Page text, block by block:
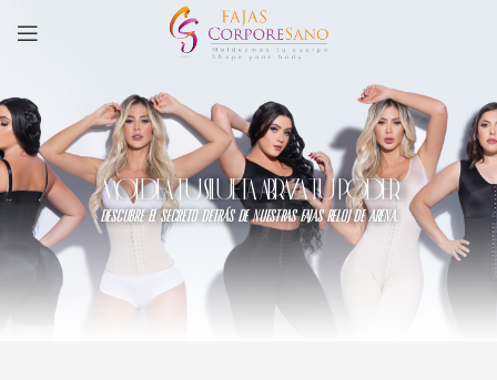
MOLDEA TU SILUETA, ABRAZA TU PODER
descubre el secreto detrás de nuestras fajas reloj de arena.